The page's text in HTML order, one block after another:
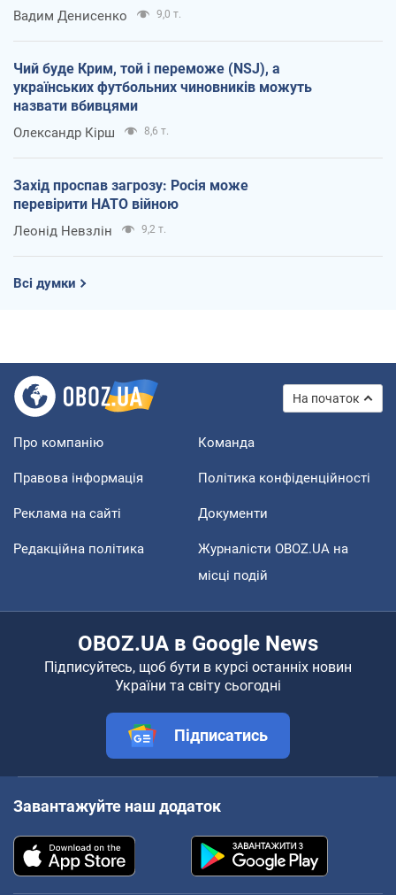
Вадим Денисенко 9,0 т.
Чий буде Крим, той і переможе (NSJ), а
українських футбольних чиновників можуть
назвати вбивцями
Олександр Кірш 8,6 т.
Захід проспав загрозу: Росія може
перевірити НАТО війною
Леонід Невзлін 9,2 т.
Всі думки
На початок
Про компанію Команда
Правова інформація Політика конфіденційності
Реклама на сайті Документи
Редакційна політика
Журналісти OBOZ.UA на
місці подій
OBOZ.UA в Google News
Підписуйтесь, щоб бути в курсі останніх новин
України та світу сьогодні
Підписатись
Завантажуйте наш додаток